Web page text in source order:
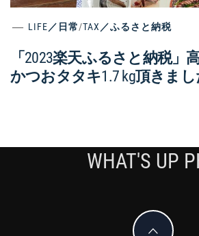
LIFE／日常/TAX／ふるさと納税
「2023楽天ふるさと納税」
かつおタタキ1.7 kg頂きまし
WHAT'S UP